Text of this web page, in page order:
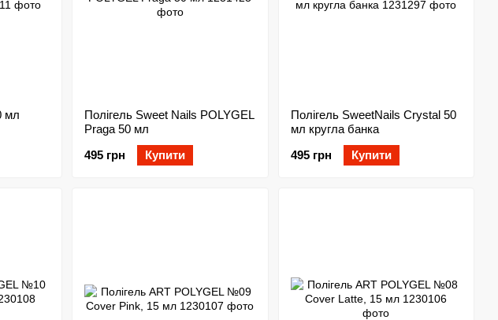
мл
Полігель Sweet Nails POLYGEL
Praga 50 мл
495 грн
Купити
Полігель SweetNails Crystal 50
мл кругла банка
495 грн
Купити